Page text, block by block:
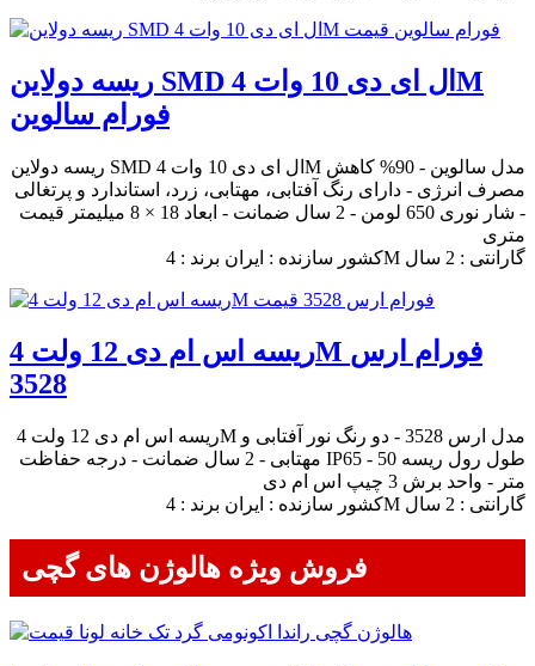
ریسه دولاین SMD ال ای دی 10 وات 4M
فورام سالوین
ریسه دولاین SMD ال ای دی 10 وات 4M مدل سالوین - 90% کاهش
مصرف انرژی - دارای رنگ آفتابی، مهتابی، زرد، استاندارد و پرتغالی
- شار نوری 650 لومن - 2 سال ضمانت - ابعاد 18 × 8 میلیمتر قیمت
متری
کشور سازنده : ایران برند : 4M گارانتی : 2 سال
ریسه اس ام دی 12 ولت 4M فورام ارس
3528
ریسه اس ام دی 12 ولت 4M مدل ارس 3528 - دو رنگ نور آفتابی و
مهتابی - 2 سال ضمانت - درجه حفاظت IP65 - طول رول ریسه 50
متر - واحد برش 3 چیپ اس ام دی
کشور سازنده : ایران برند : 4M گارانتی : 2 سال
فروش ویژه هالوژن های گچی